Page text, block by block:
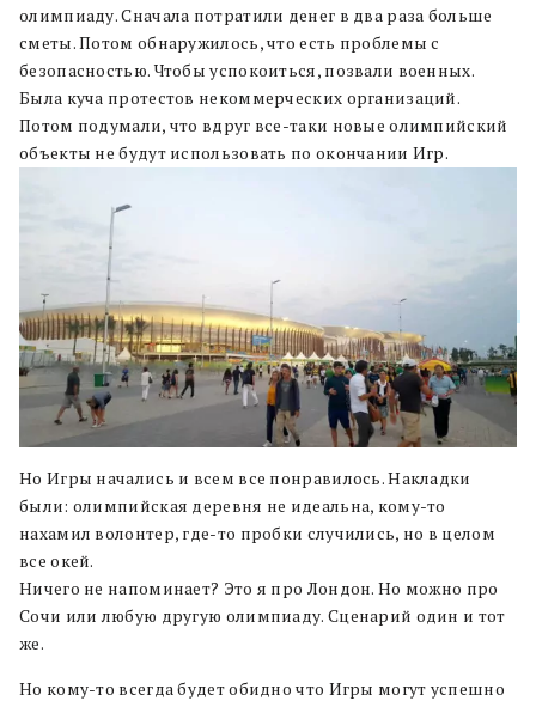
олимпиаду. Сначала потратили денег в два раза больше
сметы. Потом обнаружилось, что есть проблемы с
безопасностью. Чтобы успокоиться, позвали военных.
Была куча протестов некоммерческих организаций.
Потом подумали, что вдруг все-таки новые олимпийский
объекты не будут использовать по окончании Игр.
Но Игры начались и всем все понравилось. Накладки
были: олимпийская деревня не идеальна, кому-то
нахамил волонтер, где-то пробки случились, но в целом
все окей.
Ничего не напоминает? Это я про Лондон. Но можно про
Сочи или любую другую олимпиаду. Сценарий один и тот
же.
Но кому-то всегда будет обидно что Игры могут успешно